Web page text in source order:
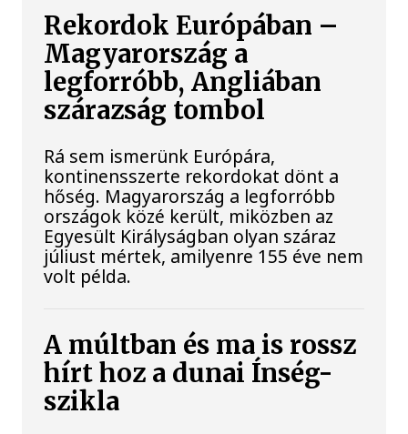
Rekordok Európában –
Magyarország a
legforróbb, Angliában
szárazság tombol
Rá sem ismerünk Európára,
kontinensszerte rekordokat dönt a
hőség. Magyarország a legforróbb
országok közé került, miközben az
Egyesült Királyságban olyan száraz
júliust mértek, amilyenre 155 éve nem
volt példa.
A múltban és ma is rossz
hírt hoz a dunai Ínség-
szikla